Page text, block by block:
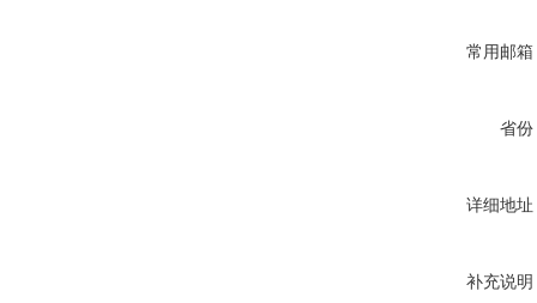
常用邮箱
省份
详细地址
补充说明